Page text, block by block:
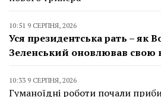
10:51 9 СЕРПНЯ, 2026
Уся президентська рать – як
Зеленський оновлював свою
10:33 9 СЕРПНЯ, 2026
Гуманоїдні роботи почали